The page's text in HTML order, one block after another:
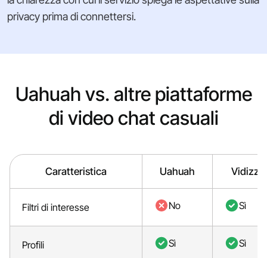
privacy prima di connettersi.
Uahuah vs. altre piattaforme
di video chat casuali
Caratteristica Uahuah Vidizzy
Filtri di interesse No Sì
Profili Sì Sì